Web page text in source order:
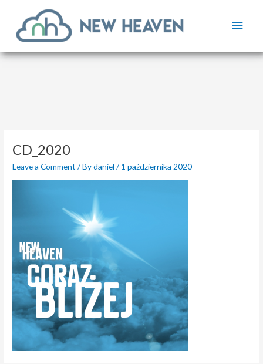
content
CD_2020
Leave a Comment / Bydaniel/ 1 października 2020